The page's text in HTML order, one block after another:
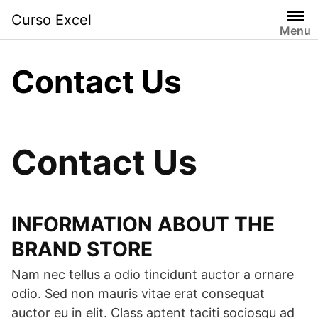
Curso Excel
Menu
Contact Us
Contact Us
INFORMATION ABOUT THE
BRAND STORE
Nam nec tellus a odio tincidunt auctor a ornare
odio. Sed non mauris vitae erat consequat
auctor eu in elit. Class aptent taciti sociosqu ad